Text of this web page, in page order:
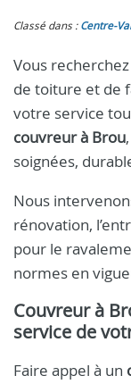
Classé dans : Centre-
Vous
de toiture et de
votre service
couvreur à Brou
soignées,
Nous
rénovation,
pour le
normes en
Couvreur à
service de
Faire appel à un